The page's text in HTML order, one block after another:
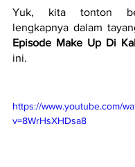
Yuk, kita tonton
lengkapnya dalam
Episode Make Up Di
ini.
https://www.youtube.com/
v=8WrHsXHDsa8